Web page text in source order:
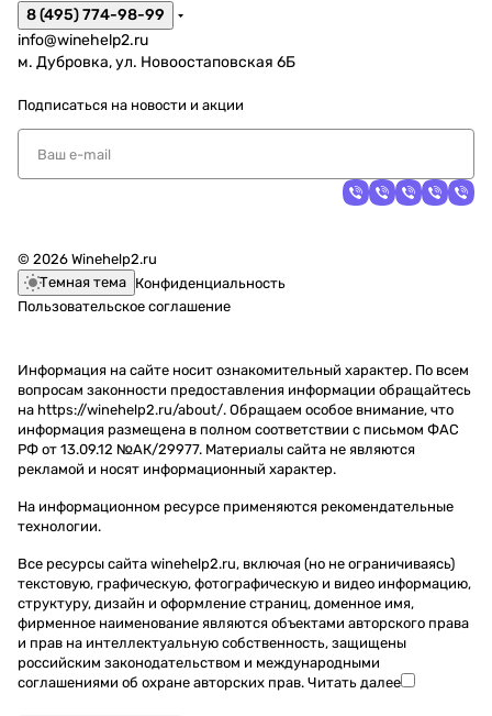
8 (495) 774-98-99
info@winehelp2.ru
м. Дубровка, ул. Новоостаповская 6Б
Подписаться на новости и акции
© 2026 Winehelp2.ru
Темная тема Конфиденциальность
Пользовательское соглашение
Информация на сайте носит ознакомительный характер. По всем
вопросам законности предоставления информации обращайтесь
на https://winehelp2.ru/about/. Обращаем особое внимание, что
информация размещена в полном соответствии с письмом ФАС
РФ от 13.09.12 №АК/29977. Материалы сайта не являются
рекламой и носят информационный характер.
На информационном ресурсе применяются рекомендательные
технологии.
Все ресурсы сайта winehelp2.ru, включая (но не ограничиваясь)
текстовую, графическую, фотографическую и видео информацию,
структуру, дизайн и оформление страниц, доменное имя,
фирменное наименование являются объектами авторского права
и прав на интеллектуальную собственность, защищены
российским законодательством и международными
соглашениями об охране авторских прав. Читать далее